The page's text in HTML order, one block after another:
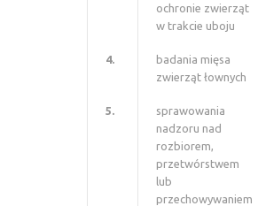
ochronie zwierząt
w trakcie uboju
4.
badania mięsa
zwierząt łownych
5.
sprawowania
nadzoru nad
rozbiorem,
przetwórstwem
lub
przechowywaniem